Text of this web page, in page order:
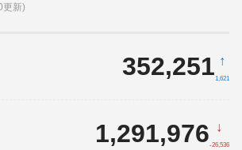
更新)
352,251 ↑
1,621
1,291,976 ↓
-26,536